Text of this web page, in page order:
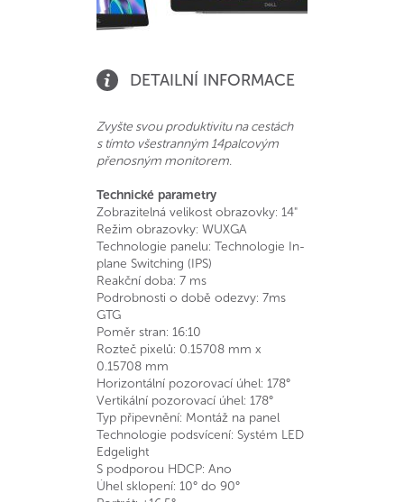
DETAILNÍ INFORMACE
Zvyšte svou produktivitu na cestách
s tímto všestranným 14palcovým
přenosným monitorem.
Technické parametry
Zobrazitelná velikost obrazovky: 14"
Režim obrazovky: WUXGA
Technologie panelu: Technologie In-
plane Switching (IPS)
Reakční doba: 7 ms
Podrobnosti o době odezvy: 7ms
GTG
Poměr stran: 16:10
Rozteč pixelů: 0.15708 mm x
0.15708 mm
Horizontální pozorovací úhel: 178°
Vertikální pozorovací úhel: 178°
Typ připevnění: Montáž na panel
Technologie podsvícení: Systém LED
Edgelight
S podporou HDCP: Ano
Úhel sklopení: 10° do 90°